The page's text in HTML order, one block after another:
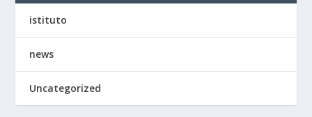
istituto
news
Uncategorized